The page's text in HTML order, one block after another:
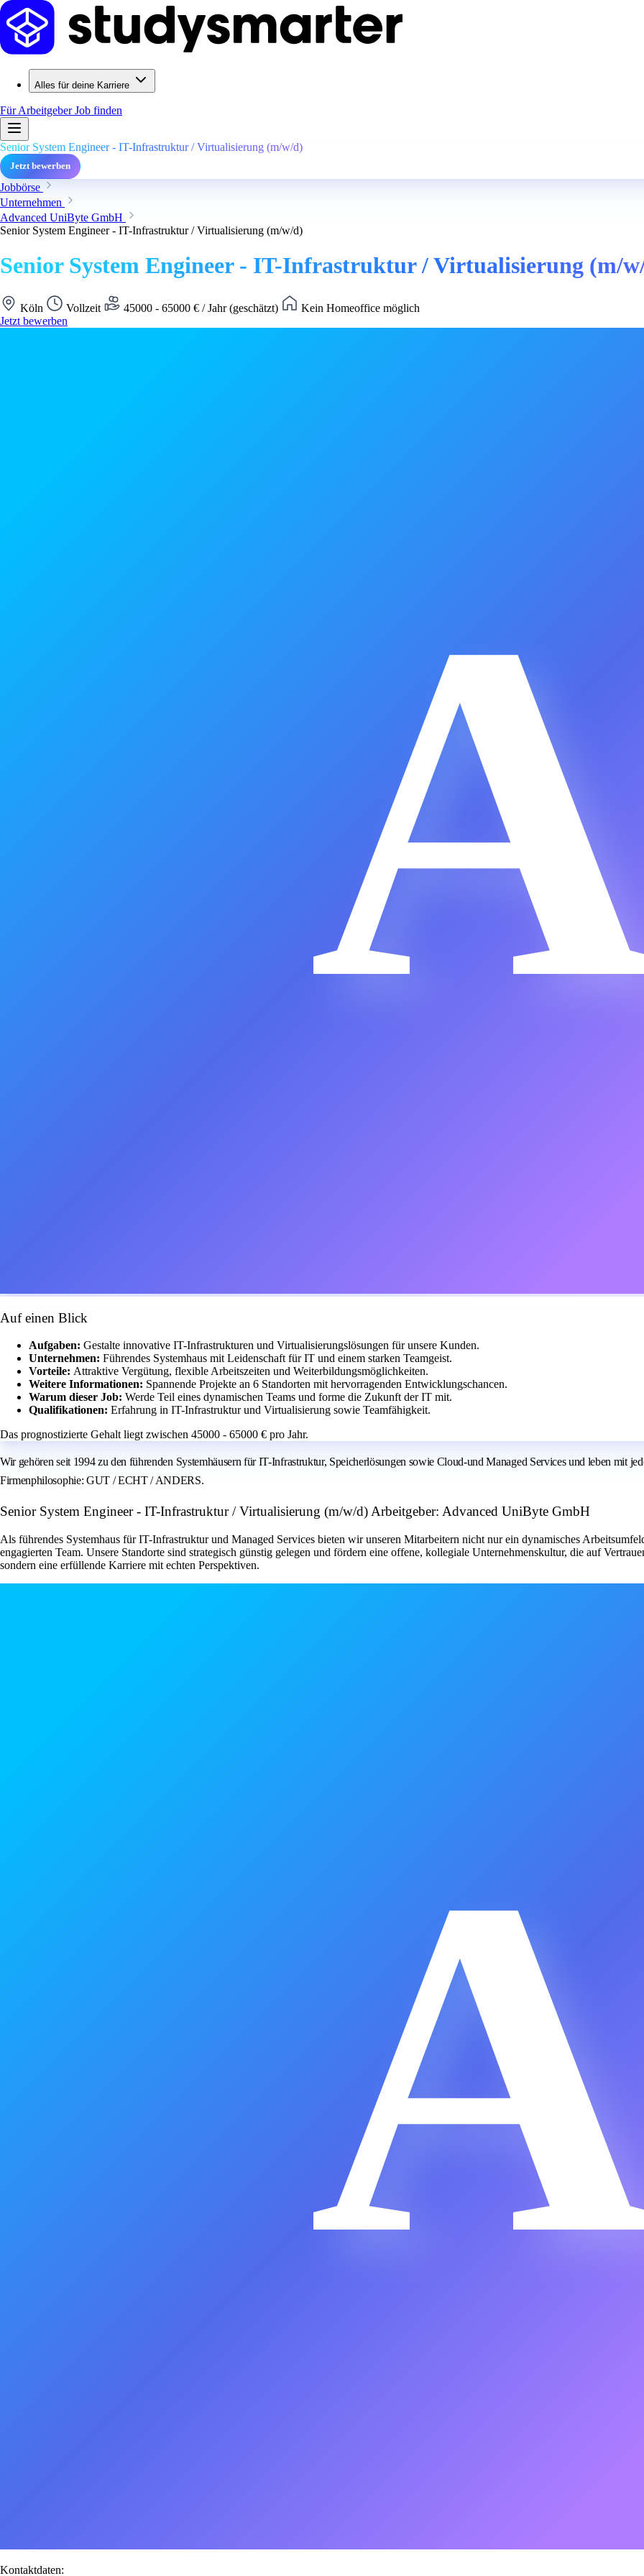
Alles für deine Karriere
Für ArbeitgeberJob finden
Senior System Engineer - IT-Infrastruktur / Virtualisierung (m/w/d)
Jetzt bewerben
Jobbörse
Unternehmen
Advanced UniByte GmbH
Senior System Engineer - IT-Infrastruktur / Virtualisierung (m/w/d)
Senior System Engineer - IT-Infrastruktur / Virtualisierung (m/
Köln Vollzeit 45000 - 65000 € / Jahr (geschätzt)
Kein Homeoffice möglich
Jetzt bewerben
Auf einen Blick
Aufgaben: Gestalte innovative IT-Infrastrukturen und Virtualisierungslösungen für unsere Kunden.
Unternehmen: Führendes Systemhaus mit Leidenschaft für IT und einem starken Teamgeist.
Vorteile: Attraktive Vergütung, flexible Arbeitszeiten und Weiterbildungsmöglichkeiten.
Weitere Informationen: Spannende Projekte an 6 Standorten mit hervorragenden Entwicklungschancen.
Warum dieser Job: Werde Teil eines dynamischen Teams und forme die Zukunft der IT mit.
Qualifikationen: Erfahrung in IT-Infrastruktur und Virtualisierung sowie Teamfähigkeit.
Das prognostizierte Gehalt liegt zwischen 45000 - 65000 € pro Jahr.
Wir gehören seit 1994 zu den führenden Systemhäusern für IT-Infrastruktur, Speicherlösungen sowie Cloud-und Managed Services und leben mit
Firmenphilosophie: GUT / ECHT / ANDERS.
Senior System Engineer - IT-Infrastruktur / Virtualisierung (m/w/d) Arbeitgeber: Advanced UniByte GmbH
Als führendes Systemhaus für IT-Infrastruktur und Managed Services bieten wir unseren Mitarbeitern nicht nur ein dynamisches
engagierten Team. Unsere Standorte sind strategisch günstig gelegen und fördern eine offene, kollegiale Unternehmenskultur, die auf
sondern eine erfüllende Karriere mit echten Perspektiven.
Kontaktdaten: